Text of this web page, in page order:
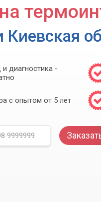
Киевская
диагностика -
с опытом от 5 лет